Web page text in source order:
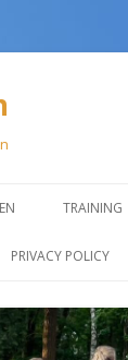
TRAINING
PRIVACY POLICY